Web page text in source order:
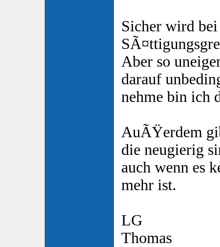
Sicher wird
Aber so
darauf
nehme bin ich
AuÃŸerdem
die neugierig
auch wenn es
mehr ist.
LG
Thomas